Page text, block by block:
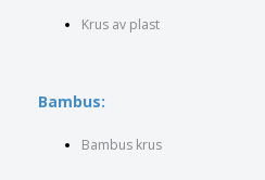
Krus av plast
Bambus:
Bambus krus